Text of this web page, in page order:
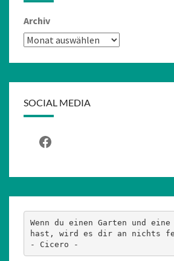
Archiv
SOCIAL MEDIA
Facebook
Wenn du einen Garten und
hast, wird es dir an nichts
- Cicero -